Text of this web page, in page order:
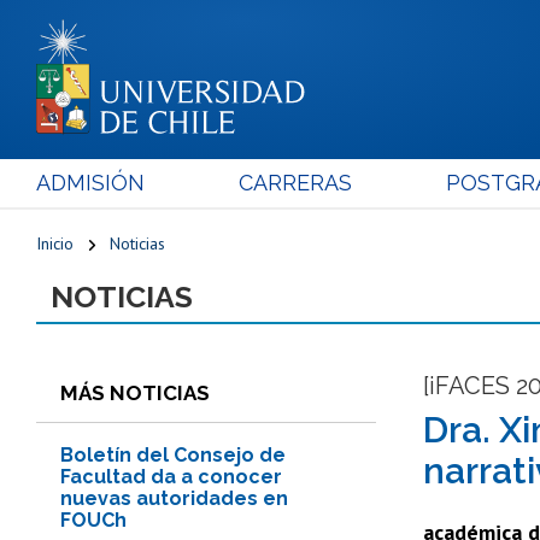
ADMISIÓN CARRERAS
Inicio Noticias
NOTICIAS
MÁS NOTICIAS
Boletín del Consejo de
Facultad da a conocer
nuevas autoridades en
FOUCh
[iFACES
Dra.
académica